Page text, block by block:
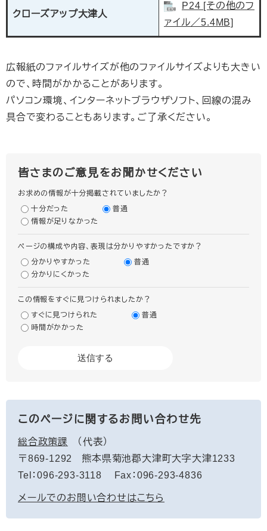
クローズアップ大津人
P24 [その他のフ
ァイル／5.4MB]
広報紙のファイルサイズが他のファイルサイズよりも大きい
ので、時間がかかることがあります。
パソコン環境、インターネットブラウザソフト、回線の混み
具合で変わることもあります。ご了承ください。
皆さまのご意見をお聞かせください
お求めの情報が十分掲載されていましたか？
十分だった
普通
情報が足りなかった
ページの構成や内容、表現は分かりやすかったですか？
分かりやすかった
普通
分かりにくかった
この情報をすぐに見つけられましたか？
すぐに見つけられた
普通
時間がかかった
このページに関するお問い合わせ先
総合政策課
代表
〒869-1292
熊本県菊池郡大津町大字大津1233
Tel：096-293-3118
Fax：096-293-4836
メールでのお問い合わせはこちら